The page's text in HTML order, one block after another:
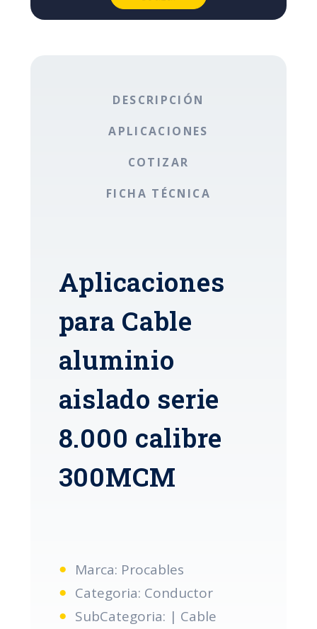
DESCRIPCIÓN
APLICACIONES
COTIZAR
FICHA TÉCNICA
Aplicaciones
para Cable
aluminio
aislado serie
8.000 calibre
300MCM
Marca: Procables
Categoria: Conductor
SubCategoria: | Cable